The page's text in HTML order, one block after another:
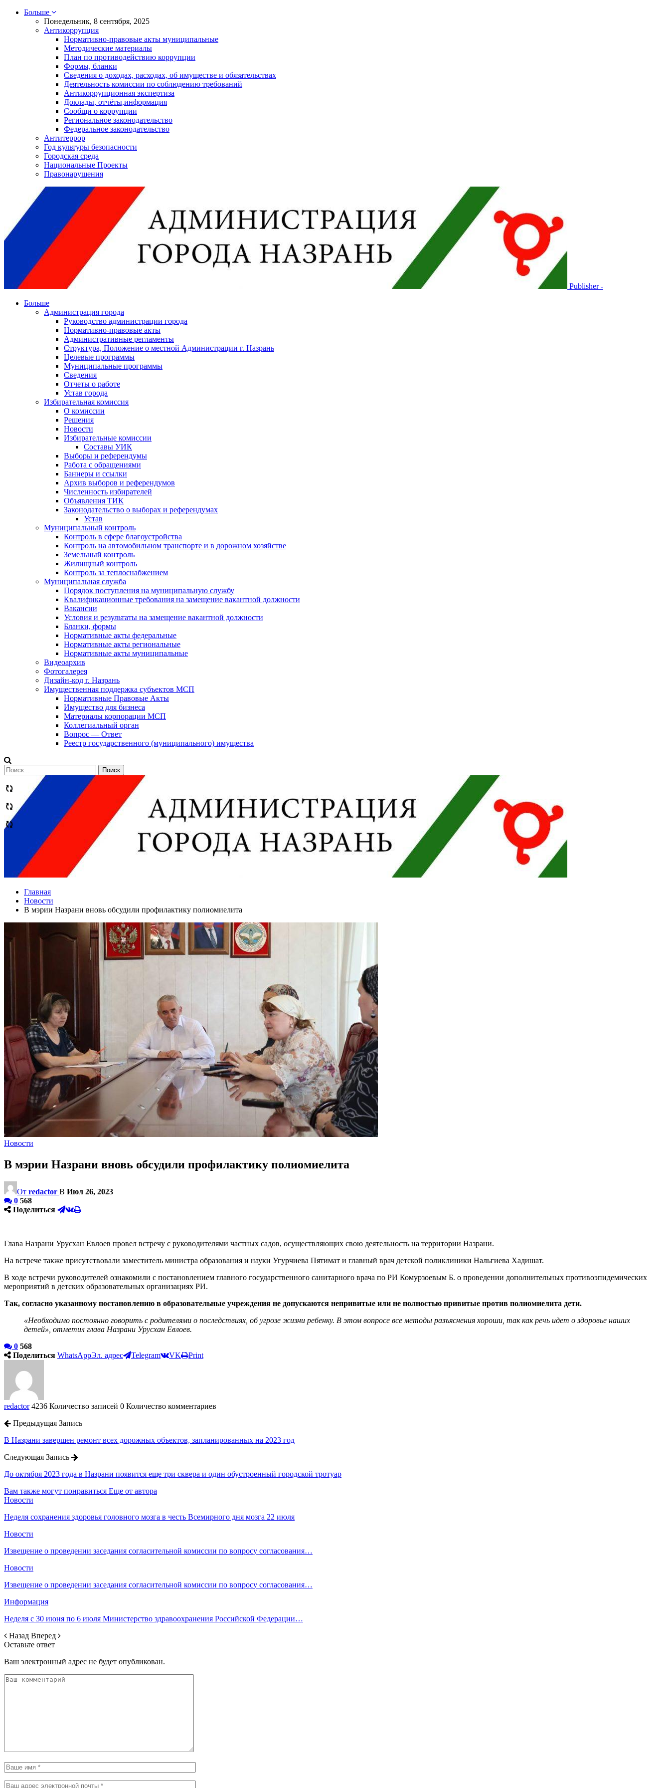
Больше
Понедельник, 8 сентября, 2025
Антикоррупция
Нормативно-правовые акты муниципальные
Методические материалы
План по противодействию коррупции
Формы, бланки
Сведения о доходах, расходах, об имуществе и обязательствах
Деятельность комиссии по соблюдению требований
Антикоррупционная экспертиза
Доклады, отчёты,информация
Сообщи о коррупции
Региональное законодательство
Федеральное законодательство
Антитеррор
Год культуры безопасности
Городская среда
Национальные Проекты
Правонарушения
Publisher -
Больше
Администрация города
Руководство администрации города
Нормативно-правовые акты
Административные регламенты
Структура, Положение о местной Администрации г. Назрань
Целевые программы
Муниципальные программы
Сведения
Отчеты о работе
Устав города
Избирательная комиссия
О комиссии
Решения
Новости
Избирательные комиссии
Составы УИК
Выборы и референдумы
Работа с обращениями
Баннеры и ссылки
Архив выборов и референдумов
Численность избирателей
Объявления ТИК
Законодательство о выборах и референдумах
Устав
Муниципальный контроль
Контроль в сфере благоустройства
Контроль на автомобильном транспорте и в дорожном хозяйстве
Земельный контроль
Жилищный контроль
Контроль за теплоснабжением
Муниципальная служба
Порядок поступления на муниципальную службу
Квалификационные требования на замещение вакантной должности
Вакансии
Условия и результаты на замещение вакантной должности
Бланки, формы
Нормативные акты федеральные
Нормативные акты региональные
Нормативные акты муниципальные
Видеоархив
Фотогалерея
Дизайн-код г. Назрань
Имущественная поддержка субъектов МСП
Нормативные Правовые Акты
Имущество для бизнеса
Материалы корпорации МСП
Коллегиальный орган
Вопрос — Ответ
Реестр государственного (муниципального) имущества
Сообщений
категории
Теги
Главная
Новости
В мэрии Назрани вновь обсудили профилактику полиомиелита
Новости
В мэрии Назрани вновь обсудили профилактику полиомиелита
От redactor В Июл 26, 2023
0 568
Поделиться
Глава Назрани Урусхан Евлоев провел встречу с руководителями частных садов, осуществляющих свою деятельность на территории Назрани.
На встрече также присутствовали заместитель министра образования и науки Угурчиева Пятимат и главный врач детской поликлиники Нальгиева Хадишат.
В ходе встречи руководителей ознакомили с постановлением главного государственного санитарного врача по РИ Комурзоевым Б. о проведении дополнительных противоэпидемических
мероприятий в детских образовательных организациях РИ.
Так, согласно указанному постановлению в образовательные учреждения не допускаются непривитые или не полностью привитые против полиомиелита дети.
«Необходимо постоянно говорить с родителями о последствиях, об угрозе жизни ребенку. В этом вопросе все методы разъяснения хороши, так как речь идет о здоровье наших
детей», отметил глава Назрани Урусхан Евлоев.
0 568
Поделиться WhatsAppЭл. адрес Telegram VK Print
redactor 4236 Количество записей 0 Количество комментариев
Предыдущая Запись
В Назрани завершен ремонт всех дорожных объектов, запланированных на 2023 год
Следующая Запись
До октября 2023 года в Назрани появится еще три сквера и один обустроенный городской тротуар
Вам также могут понравиться Еще от автора
Новости
Неделя сохранения здоровья головного мозга в честь Всемирного дня мозга 22 июля
Новости
Извещение о проведении заседания согласительной комиссии по вопросу согласования…
Новости
Извещение о проведении заседания согласительной комиссии по вопросу согласования…
Информация
Неделя с 30 июня по 6 июля Министерство здравоохранения Российской Федерации…
Назад Вперед
Оставьте ответ
Ваш электронный адрес не будет опубликован.